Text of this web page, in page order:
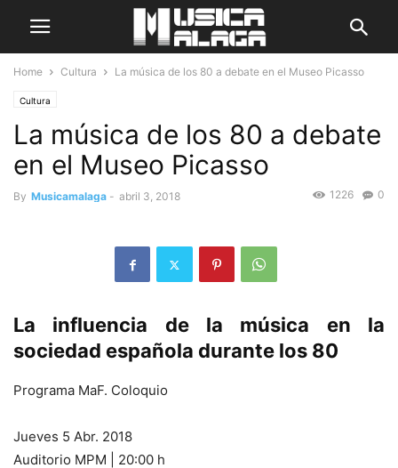
Home Cultura La música de los 80 a debate en el Museo Picasso
Cultura
La música de los 80 a debate
en el Museo Picasso
By Musicamalaga - abril 3, 2018 0
1226
La influencia de la música en la
sociedad española durante los 80
Programa MaF. Coloquio
Jueves 5 Abr. 2018
Auditorio MPM | 20:00 h